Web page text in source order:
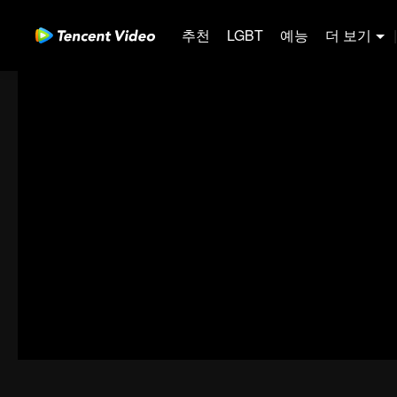
추천 LGBT 예능 더 보기 |